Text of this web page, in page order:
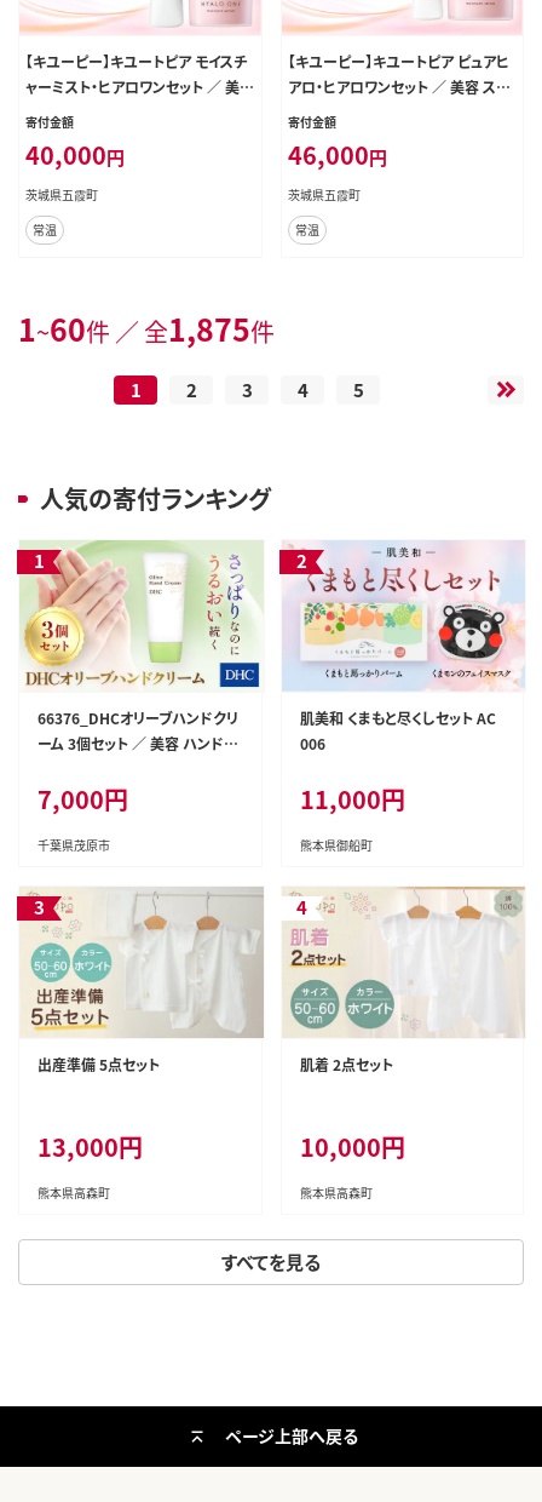
【キユーピー】キユートピア モイスチ
ャーミスト・ヒアロワンセット ／ 美容
スキンケア 浸透型ヒアルロン酸 化
ェル 高保湿 エイジングケア ハリ セ
ット無香料 無着色 茨城県 五霞町
寄付金額
40,000円
茨城県五霞町
常温
【キユーピー】キユートピア ピュアヒ
アロ・ヒアロワンセット ／ 美容 スキ
ンケア 機能性ヒアルロン酸 美容液
ハリ うるおい セット 無香料 無着色
茨城県 五霞町
寄付金額
46,000円
茨城県五霞町
常温
1~60件 ／ 全1,875件
1 2 3 4 5
人気の寄付ランキング
すべてを見る
66376_DHCオリーブハンドクリ
ーム 3個セット ／ 美容 ハンドク
ジンオイル 無香性 無着色 パラ
ベンフリー 天然成分配合 弱酸
性 3個セット DHC ディーエイチ
7,000円
千葉県茂原市
肌美和 くまもと尽くしセット AC
006
11,000円
熊本県御船町
出産準備 5点セット
13,000円
熊本県高森町
肌着 2点セット
10,000円
熊本県高森町
ページ上部へ戻る